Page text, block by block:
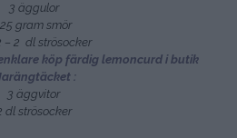
3 äggulor
gram smör
– 2 dl strösocker
köp färdig lemoncurd i butik
:
3 äggvitor
dl strösocker